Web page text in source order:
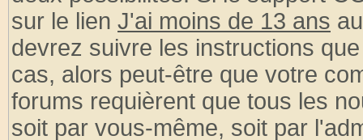
sur le lien J'ai moins de 13 ans
devrez suivre les instructions
cas, alors peut-être que votre
forums requièrent que tous les
soit par vous-même, soit par